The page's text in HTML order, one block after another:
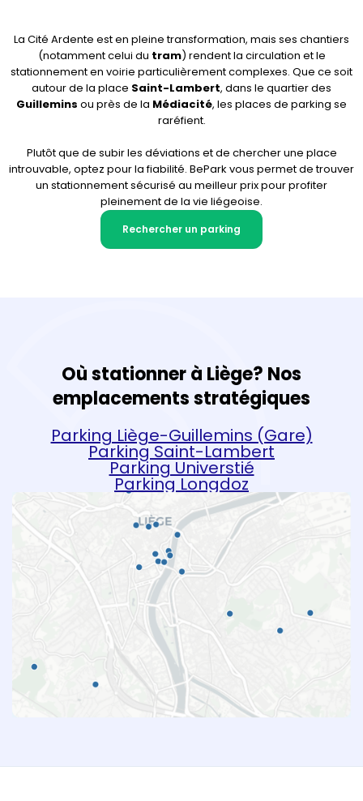
La Cité Ardente est en pleine transformation, mais ses chantiers
(notamment celui du tram) rendent la circulation et le
stationnement en voirie particulièrement complexes. Que ce soit
autour de la place Saint-Lambert, dans le quartier des
Guillemins ou près de la Médiacité, les places de parking se
raréfient.
Plutôt que de subir les déviations et de chercher une place
introuvable, optez pour la fiabilité. BePark vous permet de trouver
un stationnement sécurisé au meilleur prix pour profiter
pleinement de la vie liégeoise.
Rechercher un parking
Où stationner à Liège? Nos
emplacements stratégiques
Parking Liège-Guillemins (Gare)
Parking Saint-Lambert
Parking Universtié
Parking Longdoz